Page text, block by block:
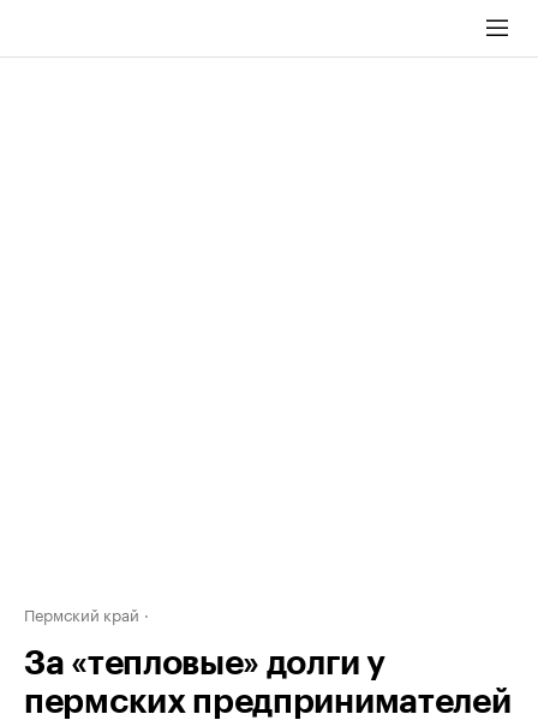
Пермский край
За «тепловые» долги у
пермских предпринимателей